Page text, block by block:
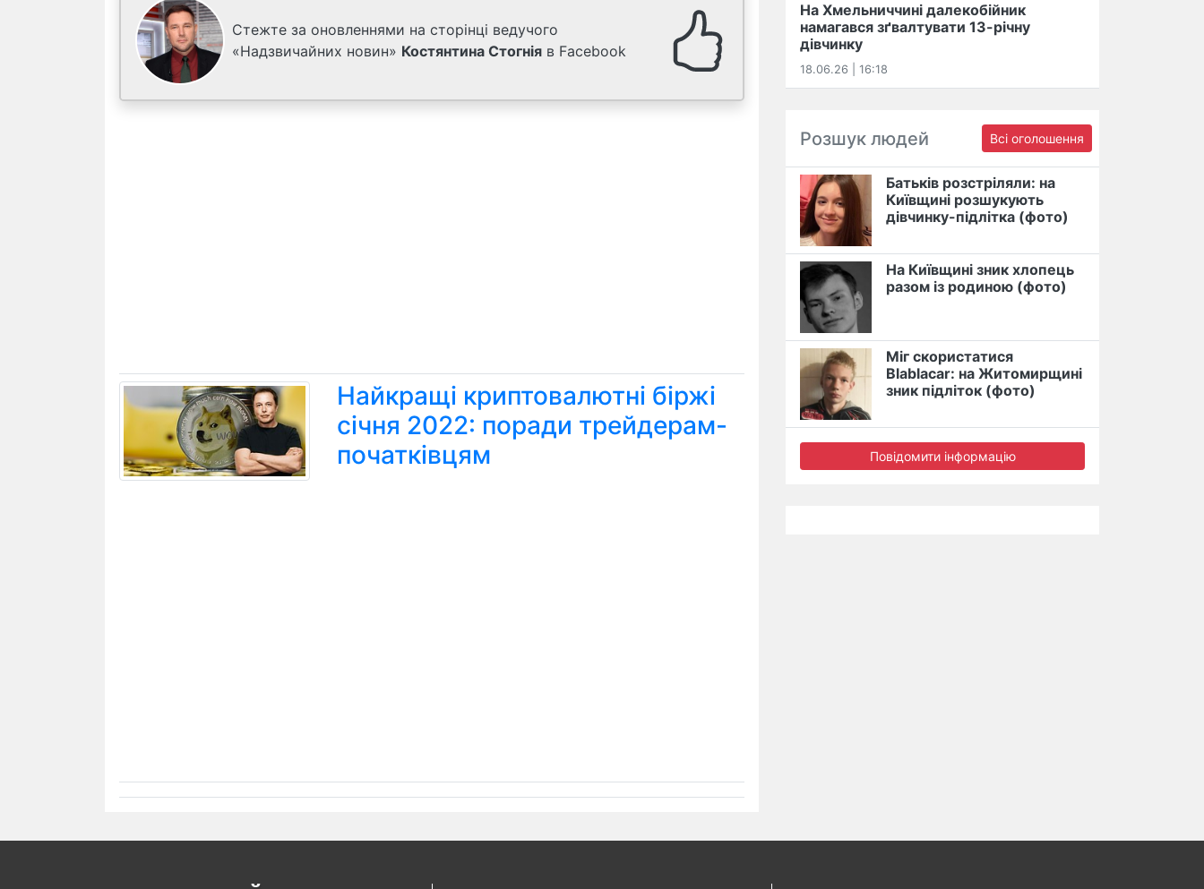
Стежте за оновленнями на сторінці ведучого
«Надзвичайних новин» Костянтина Стогнія в Facebook
Найкращі криптовалютні біржі
січня 2022: поради трейдерам-
початківцям
На Хмельниччині далекобійник
намагався зґвалтувати 13-річну
дівчинку
18.06.26 | 16:18
Розшук людей Всі оголошення
Батьків розстріляли: на
Київщині розшукують
дівчинку-підлітка (фото)
На Київщині зник хлопець
разом із родиною (фото)
Міг скористатися
Blablacar: на Житомирщині
зник підліток (фото)
Повідомити інформацію